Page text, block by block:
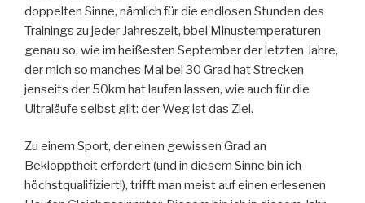
doppelten Sinne, nämlich für die endlosen Stunden des
Trainings zu jeder Jahreszeit, bbei Minustemperaturen
genau so, wie im heißesten September der letzten Jahre,
der mich so manches Mal bei 30 Grad hat Strecken
jenseits der 50km hat laufen lassen, wie auch für die
Ultraläufe selbst gilt: der Weg ist das Ziel.
Zu einem Sport, der einen gewissen Grad an
Beklopptheit erfordert (und in diesem Sinne bin ich
höchstqualifiziert!), trifft man meist auf einen erlesenen